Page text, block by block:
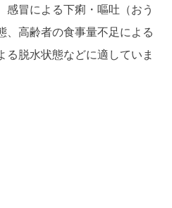
感冒による下痢・嘔吐（おう
、高齢者の食事量不足による
る脱水状態などに適していま